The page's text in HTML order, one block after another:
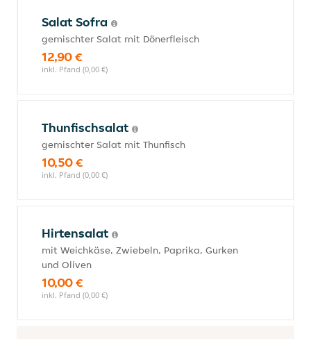
Salat Sofra
gemischter Salat mit Dönerfleisch
12,90 €
inkl. Pfand (0,00 €)
Thunfischsalat
gemischter Salat mit Thunfisch
10,50 €
inkl. Pfand (0,00 €)
Hirtensalat
mit Weichkäse, Zwiebeln, Paprika, Gurken
und Oliven
10,00 €
inkl. Pfand (0,00 €)